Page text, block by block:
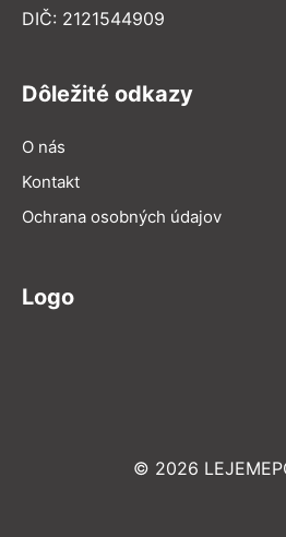
DIČ: 2121544909
Dôležité odkazy
O nás
Kontakt
Ochrana osobných údajov
Logo
© 2026